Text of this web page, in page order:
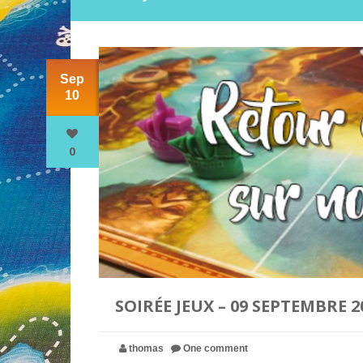
Sep
10
0
SOIRÉE JEUX – 09 SEPTEMBRE
thomas One comment